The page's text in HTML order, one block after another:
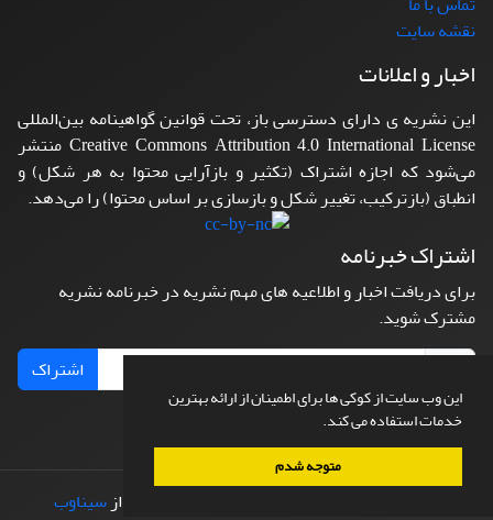
این وب سایت از کوکی ها برای اطمینان از ارائه بهترین
خدمات استفاده می کند.
متوجه شدم
نقشه سایت
اخبار و اعلانات
این نشریه ی دارای دسترسی باز، تحت قوانین گواهینامه بین‌المللی
Creative Commons Attribution 4.0 International License منتشر
می‌شود که اجازه اشتراک (تکثیر و بازآرایی محتوا به هر شکل) و
انطباق (بازترکیب، تغییر شکل و بازسازی بر اساس محتوا) را می‌دهد.
اشتراک خبرنامه
برای دریافت اخبار و اطلاعیه های مهم نشریه در خبرنامه نشریه
مشترک شوید.
اشتراک
طراحی و پیاده سازی از سیناوب